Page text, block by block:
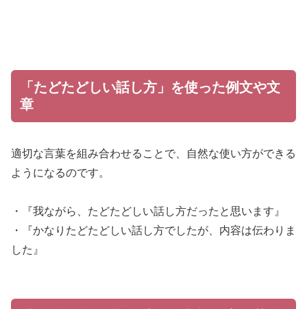
「たどたどしい話し方」を使った例文や文
章
適切な言葉を組み合わせることで、自然な使い方ができる
ようになるのです。
・『我ながら、たどたどしい話し方だったと思います』
・『かなりたどたどしい話し方でしたが、内容は伝わりま
した』